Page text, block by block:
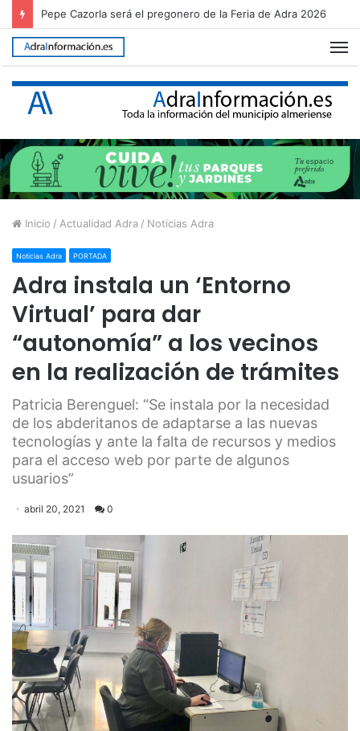
Pepe Cazorla será el pregonero de la Feria de Adra 2026
Inicio / Actualidad Adra / Noticias Adra
Noticias Adra PORTADA
Adra instala un ‘Entorno
Virtual’ para dar
“autonomía” a los vecinos
en la realización de trámites
Patricia Berenguel: “Se instala por la necesidad
de los abderitanos de adaptarse a las nuevas
tecnologías y ante la falta de recursos y medios
para el acceso web por parte de algunos
usuarios”
abril 20, 2021 0